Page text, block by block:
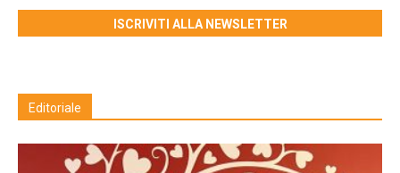
ISCRIVITI ALLA NEWSLETTER
Editoriale